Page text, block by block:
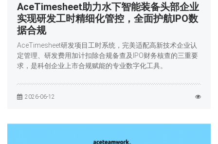
AceTimesheet助力水下智能装备头部企业
实现研发工时精细化管控，全面护航IPO数
据合规
AceTimesheet研发项目工时系统，完美适配高新技术企业认
定管理、研发费用加计扣除合规备查及IPO财务核查的三重要
求，是科创企业上市合规赋能的专业数字化工具。
2026-06-12